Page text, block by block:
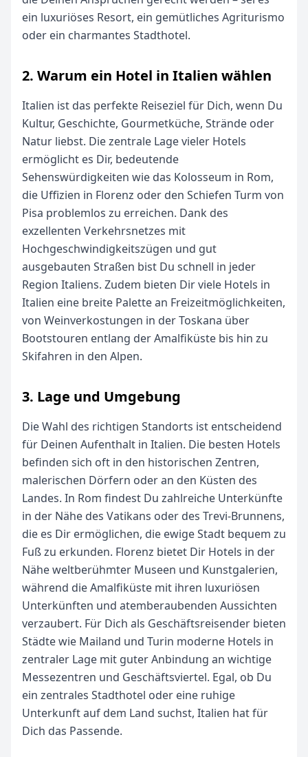
ein luxuriöses Resort, ein gemütliches Agriturismo
oder ein charmantes Stadthotel.
2. Warum ein Hotel in Italien wählen
Italien ist das perfekte Reiseziel für Dich, wenn Du
Kultur, Geschichte, Gourmetküche, Strände oder
Natur liebst. Die zentrale Lage vieler Hotels
ermöglicht es Dir, bedeutende
Sehenswürdigkeiten wie das Kolosseum in Rom,
die Uffizien in Florenz oder den Schiefen Turm von
Pisa problemlos zu erreichen. Dank des
exzellenten Verkehrsnetzes mit
Hochgeschwindigkeitszügen und gut
ausgebauten Straßen bist Du schnell in jeder
Region Italiens. Zudem bieten Dir viele Hotels in
Italien eine breite Palette an Freizeitmöglichkeiten,
von Weinverkostungen in der Toskana über
Bootstouren entlang der Amalfiküste bis hin zu
Skifahren in den Alpen.
3. Lage und Umgebung
Die Wahl des richtigen Standorts ist entscheidend
für Deinen Aufenthalt in Italien. Die besten Hotels
befinden sich oft in den historischen Zentren,
malerischen Dörfern oder an den Küsten des
Landes. In Rom findest Du zahlreiche Unterkünfte
in der Nähe des Vatikans oder des Trevi-Brunnens,
die es Dir ermöglichen, die ewige Stadt bequem zu
Fuß zu erkunden. Florenz bietet Dir Hotels in der
Nähe weltberühmter Museen und Kunstgalerien,
während die Amalfiküste mit ihren luxuriösen
Unterkünften und atemberaubenden Aussichten
verzaubert. Für Dich als Geschäftsreisender bieten
Städte wie Mailand und Turin moderne Hotels in
zentraler Lage mit guter Anbindung an wichtige
Messezentren und Geschäftsviertel. Egal, ob Du
ein zentrales Stadthotel oder eine ruhige
Unterkunft auf dem Land suchst, Italien hat für
Dich das Passende.